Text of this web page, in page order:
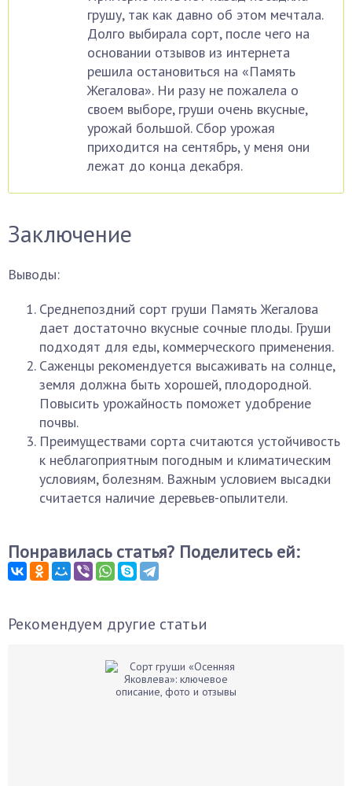
грушу, так как давно об этом мечтала.
Долго выбирала сорт, после чего на
основании отзывов из интернета
решила остановиться на «Память
Жегалова». Ни разу не пожалела о
своем выборе, груши очень вкусные,
урожай большой. Сбор урожая
приходится на сентябрь, у меня они
лежат до конца декабря.
Заключение
Выводы:
Среднепоздний сорт груши Память Жегалова
дает достаточно вкусные сочные плоды. Груши
подходят для еды, коммерческого применения.
Саженцы рекомендуется высаживать на солнце,
земля должна быть хорошей, плодородной.
Повысить урожайность поможет удобрение
почвы.
Преимуществами сорта считаются устойчивость
к неблагоприятным погодным и климатическим
условиям, болезням. Важным условием высадки
считается наличие деревьев-опылители.
Понравилась статья? Поделитесь ей:
Рекомендуем другие статьи